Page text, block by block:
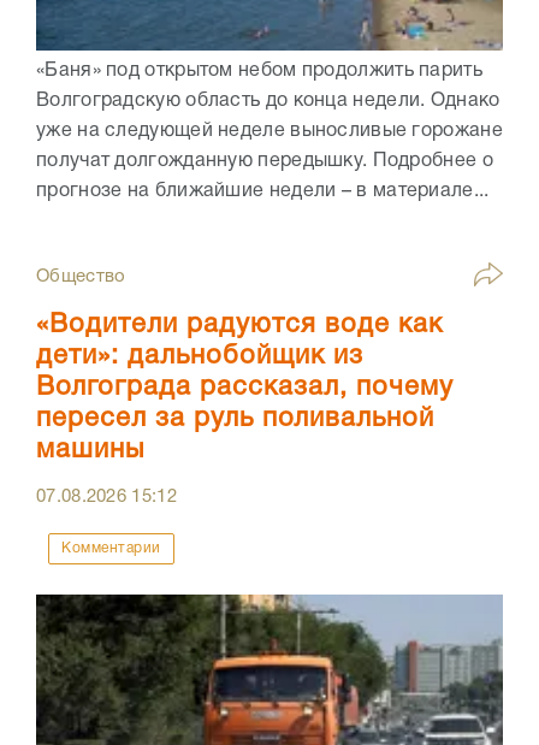
«Баня» под открытом небом продолжить парить
Волгоградскую область до конца недели. Однако
уже на следующей неделе выносливые горожане
получат долгожданную передышку. Подробнее о
прогнозе на ближайшие недели – в материале...
Общество
«Водители радуются воде как
дети»: дальнобойщик из
Волгограда рассказал, почему
пересел за руль поливальной
машины
07.08.2026 15:12
Комментарии